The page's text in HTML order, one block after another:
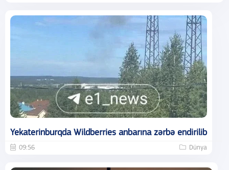
Yekaterinburqda Wildberries anbarına zərbə endirilib
09:56 Dünya